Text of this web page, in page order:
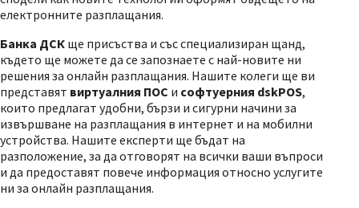
електронните разплащания.
Банка ДСК ще присъства и със специализиран щанд,
където ще можете да се запознаете с най-новите ни
решения за онлайн разплащания. Нашите колеги ще ви
представят виртуалния ПОС и софтуерния dskPOS,
които предлагат удобни, бързи и сигурни начини за
извършване на разплащания в интернет и на мобилни
устройства. Нашите експерти ще бъдат на
разположение, за да отговорят на всички ваши въпроси
и да предоставят повече информация относно услугите
ни за онлайн разплащания.